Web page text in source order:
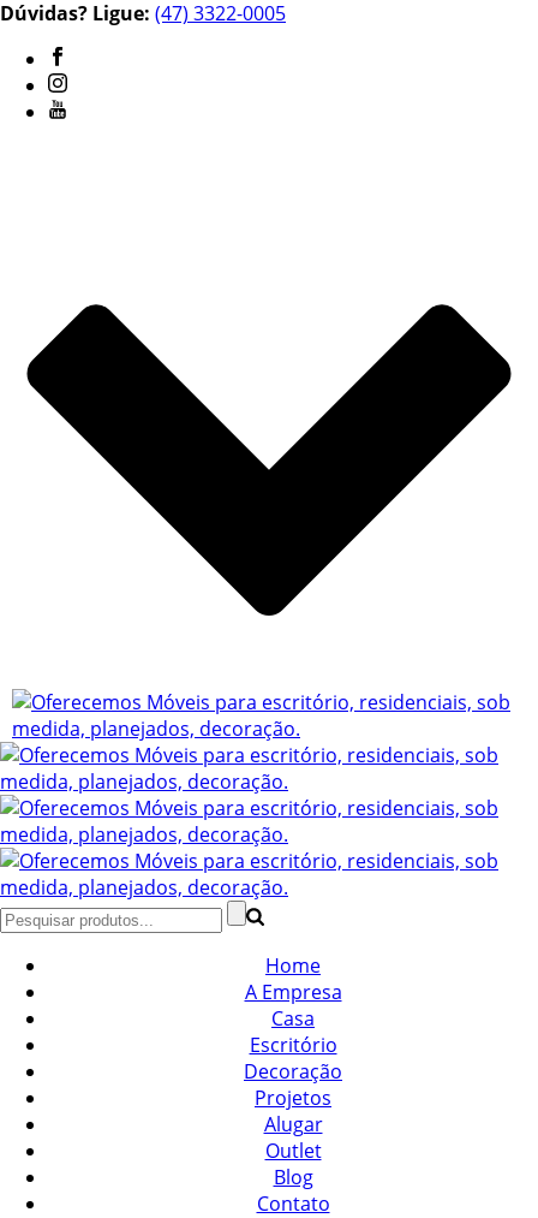
Dúvidas? Ligue: (47) 3322-0005
Home
A Empresa
Casa
Escritório
Decoração
Projetos
Alugar
Outlet
Blog
Contato